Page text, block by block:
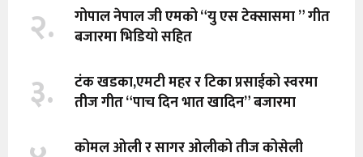
२.
गोपाल नेपाल जी एमको “यु एस टेक्सासमा ” गीत
बजारमा भिडियो सहित
३.
टंक खडका,एमटी महर र टिका प्रसाईको स्वरमा
तीज गीत “पाच दिन भात खादिन” बजारमा
कोमल ओली र सागर ओलीको तीज कोसेली